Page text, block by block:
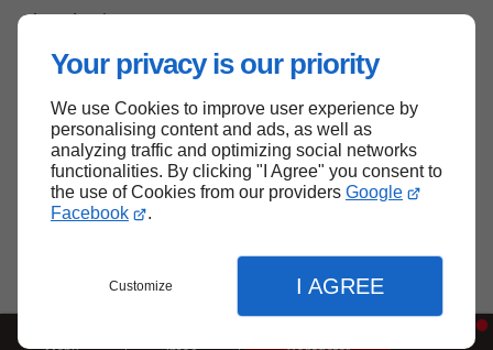
Your privacy is our priority
We use Cookies to improve user experience by
personalising content and ads, as well as
analyzing traffic and optimizing social networks
functionalities. By clicking "I Agree" you consent to
the use of Cookies from our providers Google
Facebook
.
Customize I AGREE
Plan du site
Haut de page